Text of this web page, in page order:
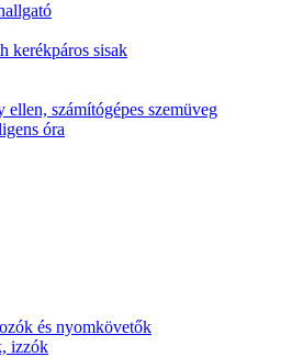
kerékpáros sisak
ellen, számítógépes szemüveg
óra
és nyomkövetők
izzók